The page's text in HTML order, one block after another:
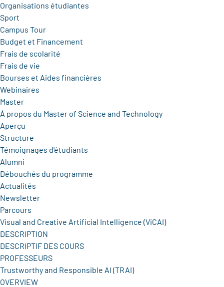
Organisations étudiantes
Sport
Campus Tour
Budget et Financement
Frais de scolarité
Frais de vie
Bourses et Aides financières
Webinaires
Master
À propos du Master of Science and Technology
Aperçu
Structure
Témoignages d'étudiants
Alumni
Débouchés du programme
Actualités
Newsletter
Parcours
Visual and Creative Artificial Intelligence (ViCAI)
DESCRIPTION
DESCRIPTIF DES COURS
PROFESSEURS
Trustworthy and Responsible AI (TRAI)
OVERVIEW